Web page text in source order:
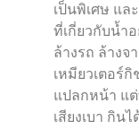
เป็นพิเศษ แล
ที่เกี่ยวกับน้ำอ
ล้างรถ ล้าง
เหมียวเตอร์
แปลกหน้า แ
เสียงเบา กิน